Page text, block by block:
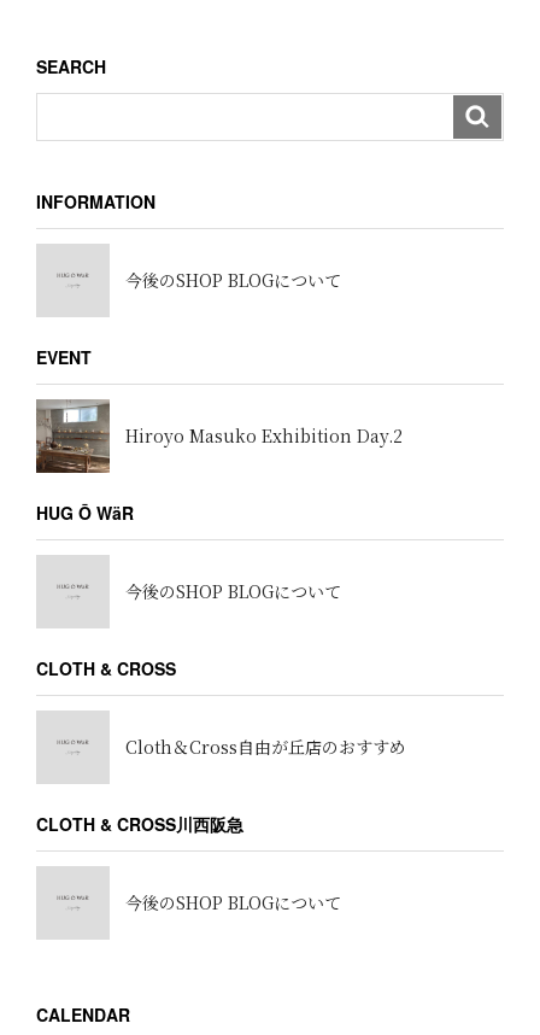
ン
SEARCH
INFORMATION
今後のSHOP BLOGについて
EVENT
Hiroyo Masuko Exhibition Day.2
HUG Ō WäR
今後のSHOP BLOGについて
CLOTH & CROSS
Cloth＆Cross自由が丘店のおすすめ
CLOTH & CROSS川西阪急
今後のSHOP BLOGについて
CALENDAR